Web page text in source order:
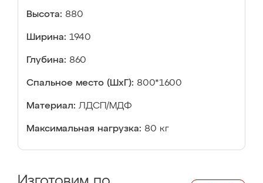
Высота: 880
Ширина: 1940
Глубина: 860
Спальное место (ШхГ): 800*1600
Материал: ЛДСП/МДФ
Максимальная нагрузка: 80 кг